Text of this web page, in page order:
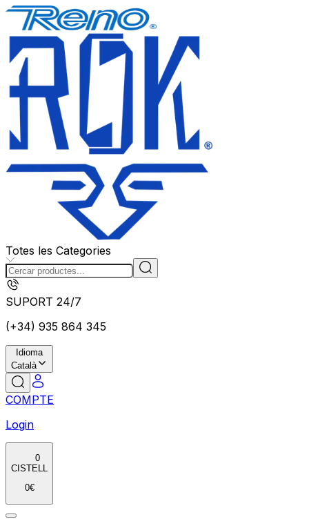
Totes les Categories
SUPORT 24/7
(+34) 935 864 345
Idioma
Català
COMPTE
Login
0
CISTELL
0€